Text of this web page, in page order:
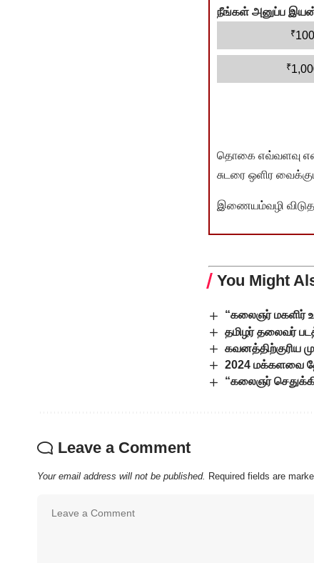
நீங்கள் அனுப்ப
₹100
₹
தொகை எவ்வளவு
சுடரை ஒளிர
இணையம்வழி
You Might
“கலைஞர் மகளிர்
தமிழர் தலைவர்
கவனத்திற்குரிய
2024 மக்களவை
“கலைஞர்
Leave a Comment
Your email address will not be published. Required fields are